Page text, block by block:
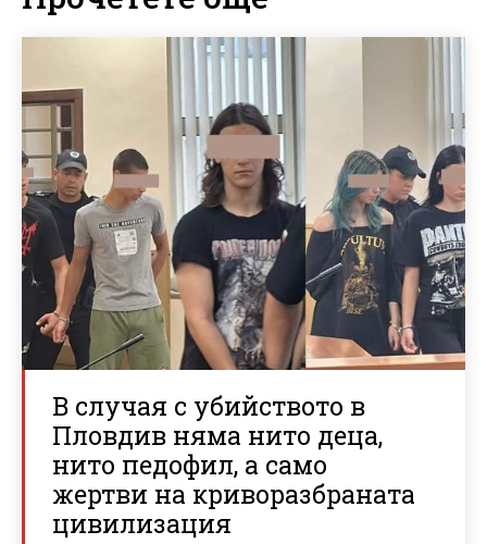
В случая с убийството в
Пловдив няма нито деца,
нито педофил, а само
жертви на криворазбраната
цивилизация